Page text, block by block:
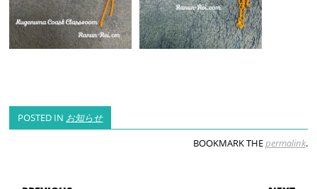
POSTED IN お知らせ
BOOKMARK THEpermalink.